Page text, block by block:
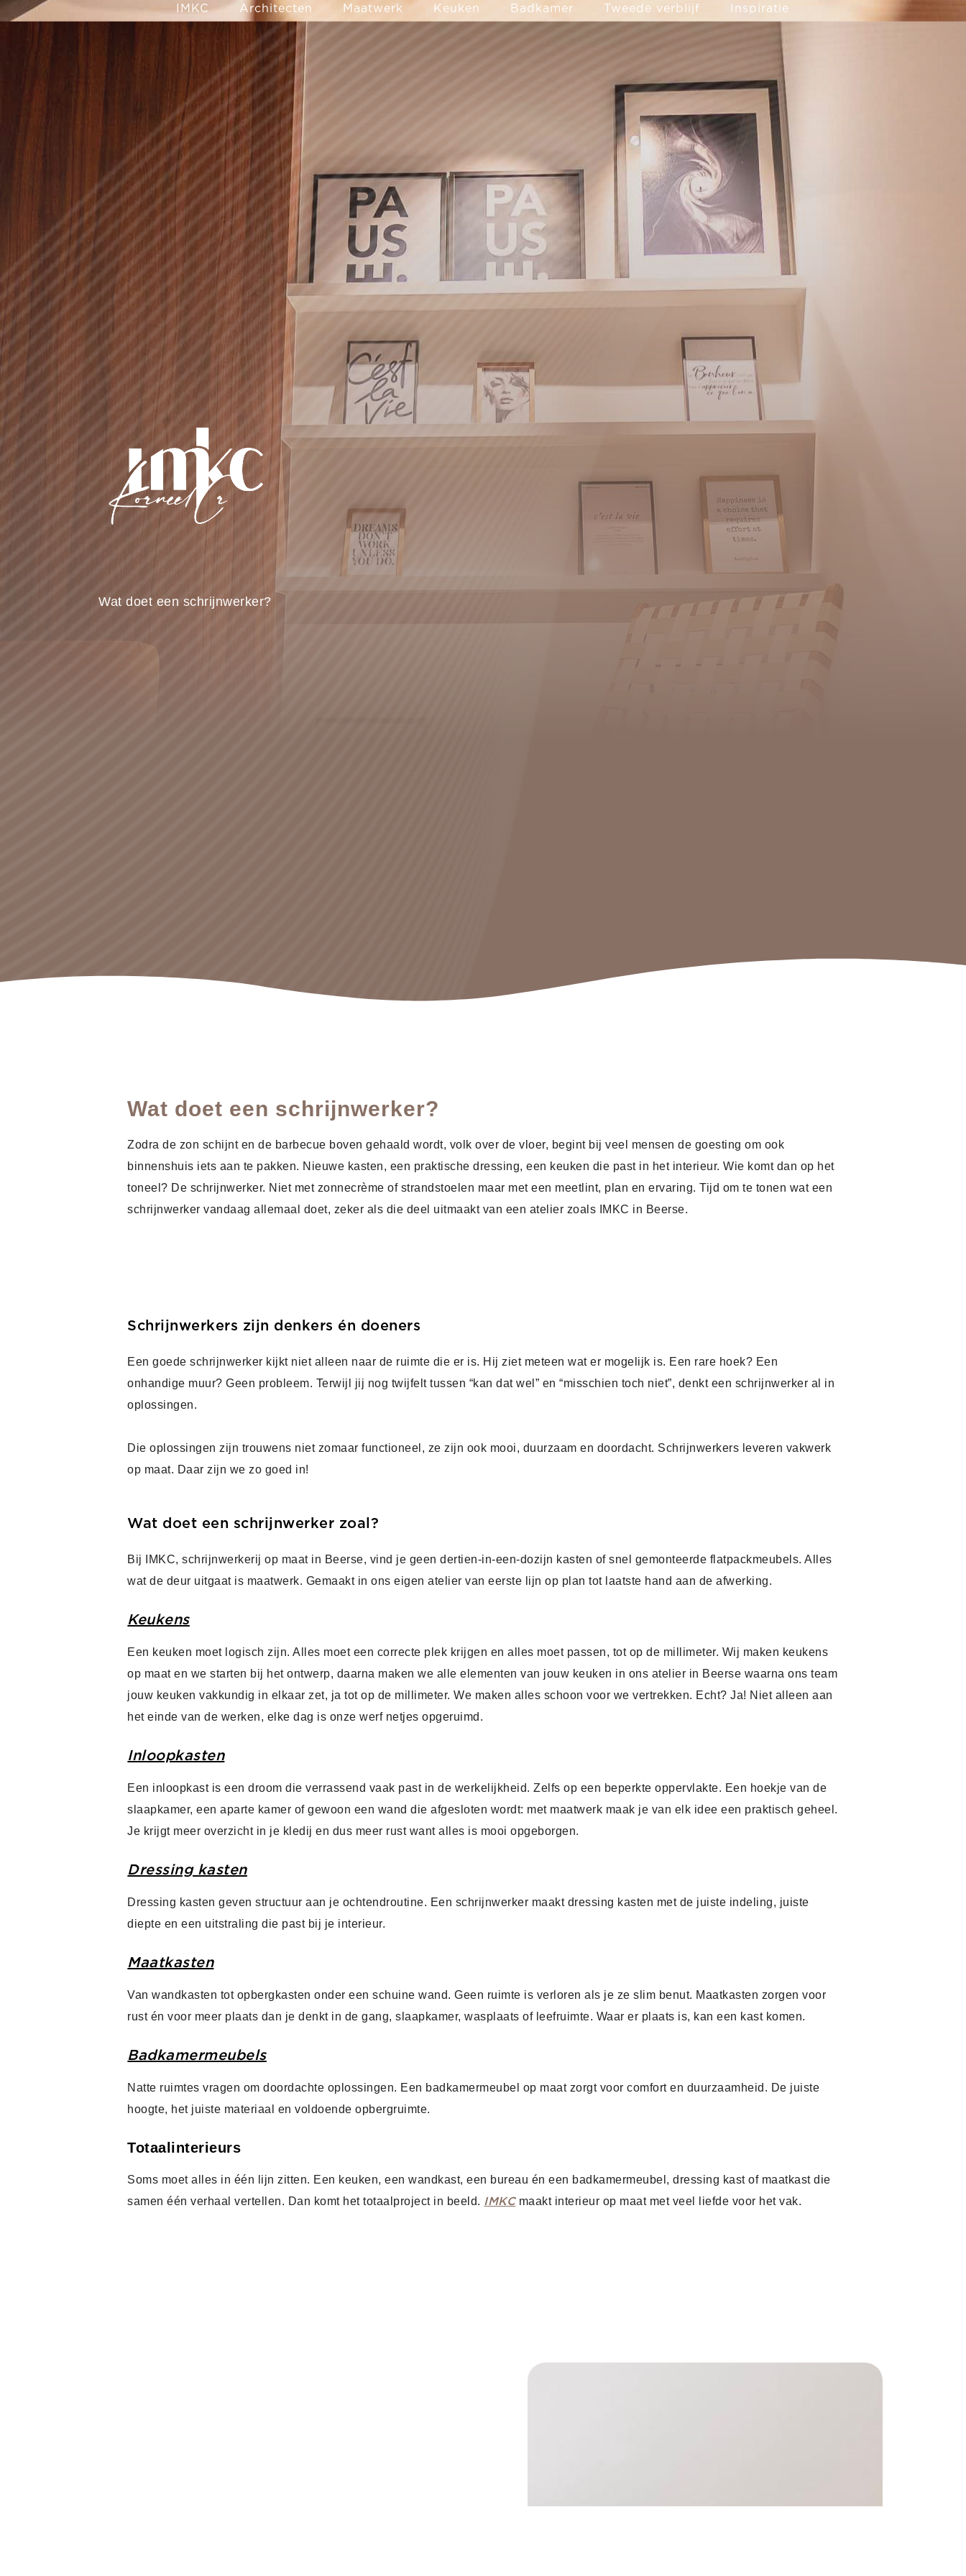
IMKC Architecten Maatwerk Keuken Badkamer Tweede verblijf Inspiratie
Wat doet een schrijnwerker?
Wat doet een schrijnwerker?
Zodra de zon schijnt en de barbecue boven gehaald wordt, volk over de vloer, begint bij veel mensen de goesting om ook
binnenshuis iets aan te pakken. Nieuwe kasten, een praktische dressing, een keuken die past in het interieur. Wie komt dan op het
toneel? De schrijnwerker. Niet met zonnecrème of strandstoelen maar met een meetlint, plan en ervaring. Tijd om te tonen wat een
schrijnwerker vandaag allemaal doet, zeker als die deel uitmaakt van een atelier zoals IMKC in Beerse.
Schrijnwerkers zijn denkers én doeners
Een goede schrijnwerker kijkt niet alleen naar de ruimte die er is. Hij ziet meteen wat er mogelijk is. Een rare hoek? Een
onhandige muur? Geen probleem. Terwijl jij nog twijfelt tussen “kan dat wel” en “misschien toch niet”, denkt een schrijnwerker al in
oplossingen.
Die oplossingen zijn trouwens niet zomaar functioneel, ze zijn ook mooi, duurzaam en doordacht. Schrijnwerkers leveren vakwerk
op maat. Daar zijn we zo goed in!
Wat doet een schrijnwerker zoal?
Bij IMKC, schrijnwerkerij op maat in Beerse, vind je geen dertien-in-een-dozijn kasten of snel gemonteerde flatpackmeubels. Alles
wat de deur uitgaat is maatwerk. Gemaakt in ons eigen atelier van eerste lijn op plan tot laatste hand aan de afwerking.
Keukens
Een keuken moet logisch zijn. Alles moet een correcte plek krijgen en alles moet passen, tot op de millimeter. Wij maken keukens
op maat en we starten bij het ontwerp, daarna maken we alle elementen van jouw keuken in ons atelier in Beerse waarna ons team
jouw keuken vakkundig in elkaar zet, ja tot op de millimeter. We maken alles schoon voor we vertrekken. Echt? Ja! Niet alleen aan
het einde van de werken, elke dag is onze werf netjes opgeruimd.
Inloopkasten
Een inloopkast is een droom die verrassend vaak past in de werkelijkheid. Zelfs op een beperkte oppervlakte. Een hoekje van de
slaapkamer, een aparte kamer of gewoon een wand die afgesloten wordt: met maatwerk maak je van elk idee een praktisch geheel.
Je krijgt meer overzicht in je kledij en dus meer rust want alles is mooi opgeborgen.
Dressing kasten
Dressing kasten geven structuur aan je ochtendroutine. Een schrijnwerker maakt dressing kasten met de juiste indeling, juiste
diepte en een uitstraling die past bij je interieur.
Maatkasten
Van wandkasten tot opbergkasten onder een schuine wand. Geen ruimte is verloren als je ze slim benut. Maatkasten zorgen voor
rust én voor meer plaats dan je denkt in de gang, slaapkamer, wasplaats of leefruimte. Waar er plaats is, kan een kast komen.
Badkamermeubels
Natte ruimtes vragen om doordachte oplossingen. Een badkamermeubel op maat zorgt voor comfort en duurzaamheid. De juiste
hoogte, het juiste materiaal en voldoende opbergruimte.
Totaalinterieurs
Soms moet alles in één lijn zitten. Een keuken, een wandkast, een bureau én een badkamermeubel, dressing kast of maatkast die
samen één verhaal vertellen. Dan komt het totaalproject in beeld. IMKCmaakt interieur op maat met veel liefde voor het vak.